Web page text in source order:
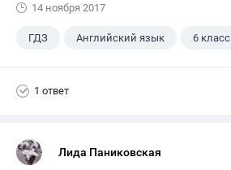
14 ноября 2017
ГДЗ Английский язык 6 класс
1 ответ
Лида Паниковская